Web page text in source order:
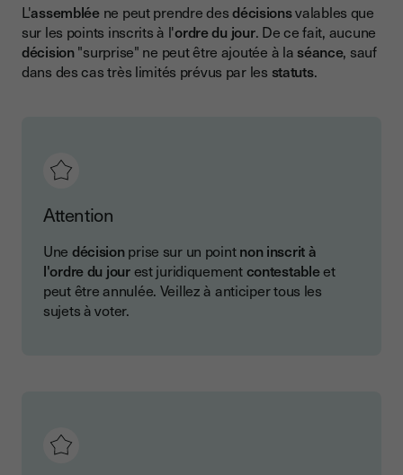
L'assembléene peut prendre desdécisionsvalables que
sur les points inscrits à l'ordre du jour. De ce fait, aucune
décision"surprise" ne peut être ajoutée à laséance, sauf
dans des cas très limités prévus par les statuts.
Attention
Une décisionprise sur un pointnon inscrit à
l'ordre du jourest juridiquementcontestableet
peut être annulée. Veillez à anticiper tous les
sujets à voter.